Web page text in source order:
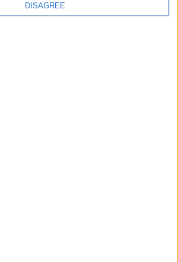
DISAGREE
My Own Passphrase